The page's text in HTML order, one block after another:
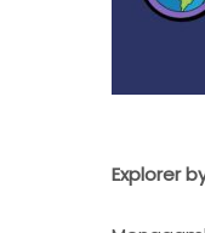
Explorer